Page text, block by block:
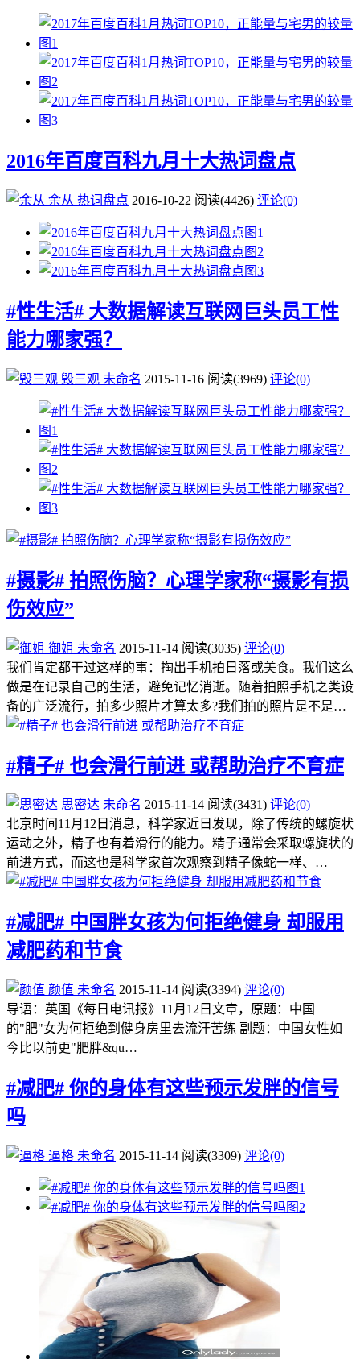
2016年百度百科九月十大热词盘点
余从 热词盘点 2016-10-22 阅读(4426) 评论(0)
#性生活# 大数据解读互联网巨头员工性
能力哪家强？
毁三观 未命名 2015-11-16 阅读(3969) 评论(0)
#摄影# 拍照伤脑？心理学家称“摄影有损
伤效应”
御姐 未命名 2015-11-14 阅读(3035) 评论(0)
我们肯定都干过这样的事：掏出手机拍日落或美食。我们这么
做是在记录自己的生活，避免记忆消逝。随着拍照手机之类设
备的广泛流行，拍多少照片才算太多?我们拍的照片是不是…
#精子# 也会滑行前进 或帮助治疗不育症
思密达 未命名 2015-11-14 阅读(3431) 评论(0)
北京时间11月12日消息，科学家近日发现，除了传统的螺旋状
运动之外，精子也有着滑行的能力。精子通常会采取螺旋状的
前进方式，而这也是科学家首次观察到精子像蛇一样、…
#减肥# 中国胖女孩为何拒绝健身 却服用
减肥药和节食
颜值 未命名 2015-11-14 阅读(3394) 评论(0)
导语：英国《每日电讯报》11月12日文章，原题：中国
的"肥"女为何拒绝到健身房里去流汗苦练 副题：中国女性如
今比以前更"肥胖&qu…
#减肥# 你的身体有这些预示发胖的信号
吗
逼格 未命名 2015-11-14 阅读(3309) 评论(0)